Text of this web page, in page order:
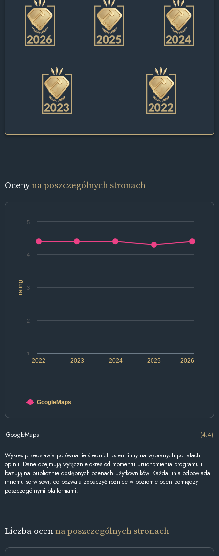
Ocenyna poszczególnych stronach
rating
2022 2024 2026
2023 2025
1
2
3
4
5
GoogleMaps
GoogleMaps (4.4)
Wykres przedstawia porównanie średnich ocen firmy na wybranych portalach
opinii. Dane obejmują wyłącznie okres od momentu uruchomienia programu i
bazują na publicznie dostępnych ocenach użytkowników. Każda linia odpowiada
innemu serwisowi, co pozwala zobaczyć różnice w poziomie ocen pomiędzy
poszczególnymi platformami.
Liczba ocenna poszczególnych stronach